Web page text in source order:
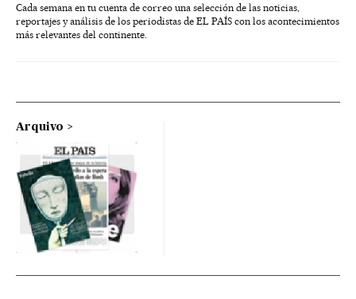
Cada semana en tu cuenta de correo una selección de las noticias,
reportajes y análisis de los periodistas de EL PAÍS con los acontecimientos
más relevantes del continente.
Arquivo